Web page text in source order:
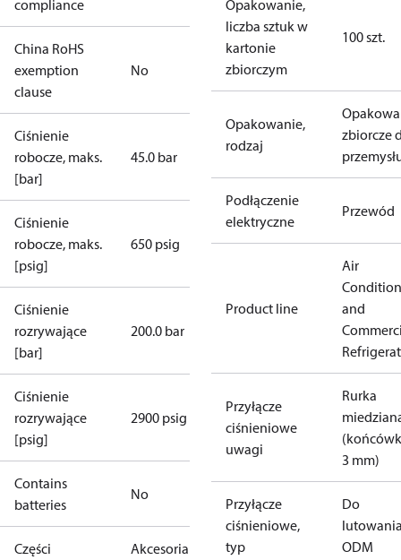
compliance
China RoHS
exemption
clause
No
Ciśnienie
robocze, maks.
[bar]
45.0 bar
Ciśnienie
robocze, maks.
[psig]
650 psig
Ciśnienie
rozrywające
[bar]
200.0 bar
Ciśnienie
rozrywające
[psig]
2900 psig
Contains
batteries
No
Części
Akcesoria do
Opakowanie,
liczba sztuk w
kartonie
zbiorczym
100 szt.
Opakowanie,
rodzaj
zbiorcze
Podłączenie
elektryczne
Przewód
Product line
Air
and
Przyłącze
ciśnieniowe
uwagi
Rurka
3 mm)
Przyłącze
ciśnieniowe,
typ
Do
ODM